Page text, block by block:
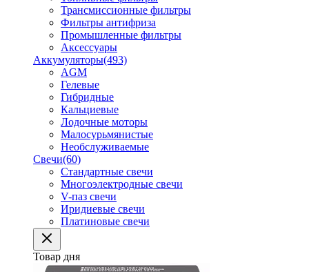
Трансмиссионные фильтры
Фильтры антифриза
Промышленные фильтры
Аксессуары
Аккумуляторы(493)
AGM
Гелевые
Гибридные
Кальциевые
Лодочные моторы
Малосурьмянистые
Необслуживаемые
Свечи(60)
Стандартные свечи
Многоэлектродные свечи
V-паз свечи
Иридиевые свечи
Платиновые свечи
Товар дня